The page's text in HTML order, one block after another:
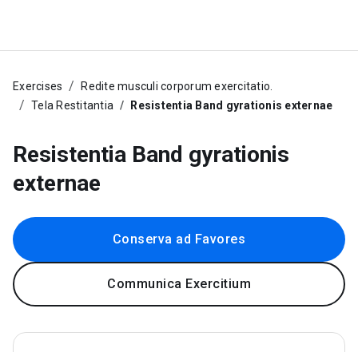
Exercises
Redite musculi corporum exercitatio.
Tela Restitantia
Resistentia Band gyrationis externae
Resistentia Band gyrationis
externae
Conserva ad Favores
Communica Exercitium